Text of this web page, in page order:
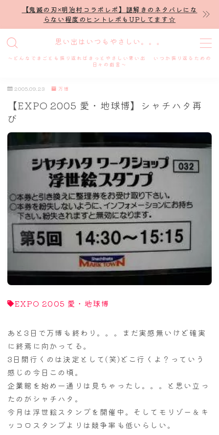
【鬼滅の刃×明治村コラボレポ】謎解きのネタバレにな
らない程度のヒントレポもUPしてます☆
思い出はいつもやさしい。。。
～どんなできごとも振り返ればきっとやさしい思い出 いつか振り返るための
日々の戯言～
MENU
プロフィール
謎解き
ホテル滞在記
舞台・ライブ
名古屋
ナナちゃん人形
2005.09.23 万博
【EXPO 2005 愛・地球博】シャチハタ再
び
EXPO 2005 愛・地球博
あと3日で万博も終わり。。。まだ実感無いけど確実
に終焉に向かってる。
3日間行くのは決定として(笑)どこ行くよ？っていう
感じの今日この頃。
企業館を始め一通りは見ちゃったし。。。と思い立っ
たのがシャチハタ。
今月は浮世絵スタンプを開催中。そしてモリゾー＆キ
ッコロスタンプよりは競争率も低いらしい。